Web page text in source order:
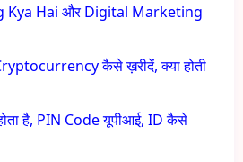
Kya Hai और Digital Marketing
कैसे ख़रीदें, क्या होती
है, PIN Code यूपीआई, ID कैसे